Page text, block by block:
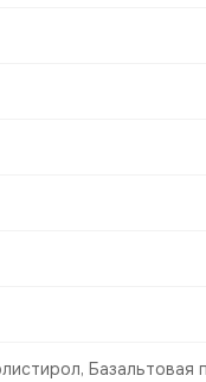
Базальтовая